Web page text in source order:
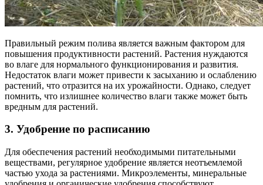
Правильный режим полива является важным фактором для
повышения продуктивности растений. Растения нуждаются
во влаге для нормального функционирования и развития.
Недостаток влаги может привести к засыханию и ослаблению
растений, что отразится на их урожайности. Однако, следует
помнить, что излишнее количество влаги также может быть
вредным для растений.
3. Удобрение по расписанию
Для обеспечения растений необходимыми питательными
веществами, регулярное удобрение является неотъемлемой
частью ухода за растениями. Микроэлементы, минеральные